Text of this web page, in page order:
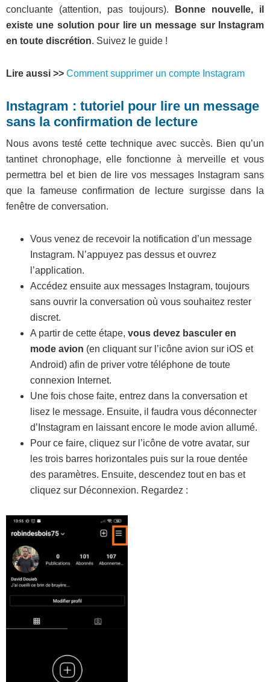
concluante (attention, pas toujours).
Bonne nouvelle, il
existe une solution pour lire un message sur Instagram
en toute discrétion. Suivez le guide !
Lire aussi >> Comment supprimer un compte Instagram
Instagram : tutoriel pour lire un message
sans la confirmation de lecture
Nous avons testé cette technique avec succès. Bien qu’un
tantinet chronophage, elle fonctionne à merveille et vous
permettra bel et bien de lire vos messages Instagram sans
que la fameuse confirmation de lecture surgisse dans la
fenêtre de conversation.
Vous venez de recevoir la notification d’un message
Instagram. N’appuyez pas dessus et ouvrez
l’application.
Accédez ensuite aux messages Instagram, toujours
sans ouvrir la conversation où vous souhaitez rester
discret.
A partir de cette étape, vous devez basculer en
mode avion (en cliquant sur l’icône avion sur iOS et
Android) afin de priver votre téléphone de toute
connexion Internet.
Une fois chose faite, entrez dans la conversation et
lisez le message. Ensuite, il faudra vous déconnecter
d’Instagram en laissant encore le mode avion allumé.
Pour ce faire, cliquez sur l’icône de votre avatar, sur
les trois barres horizontales puis sur la roue dentée
des paramètres. Ensuite, descendez tout en bas et
cliquez sur Déconnexion. Regardez :